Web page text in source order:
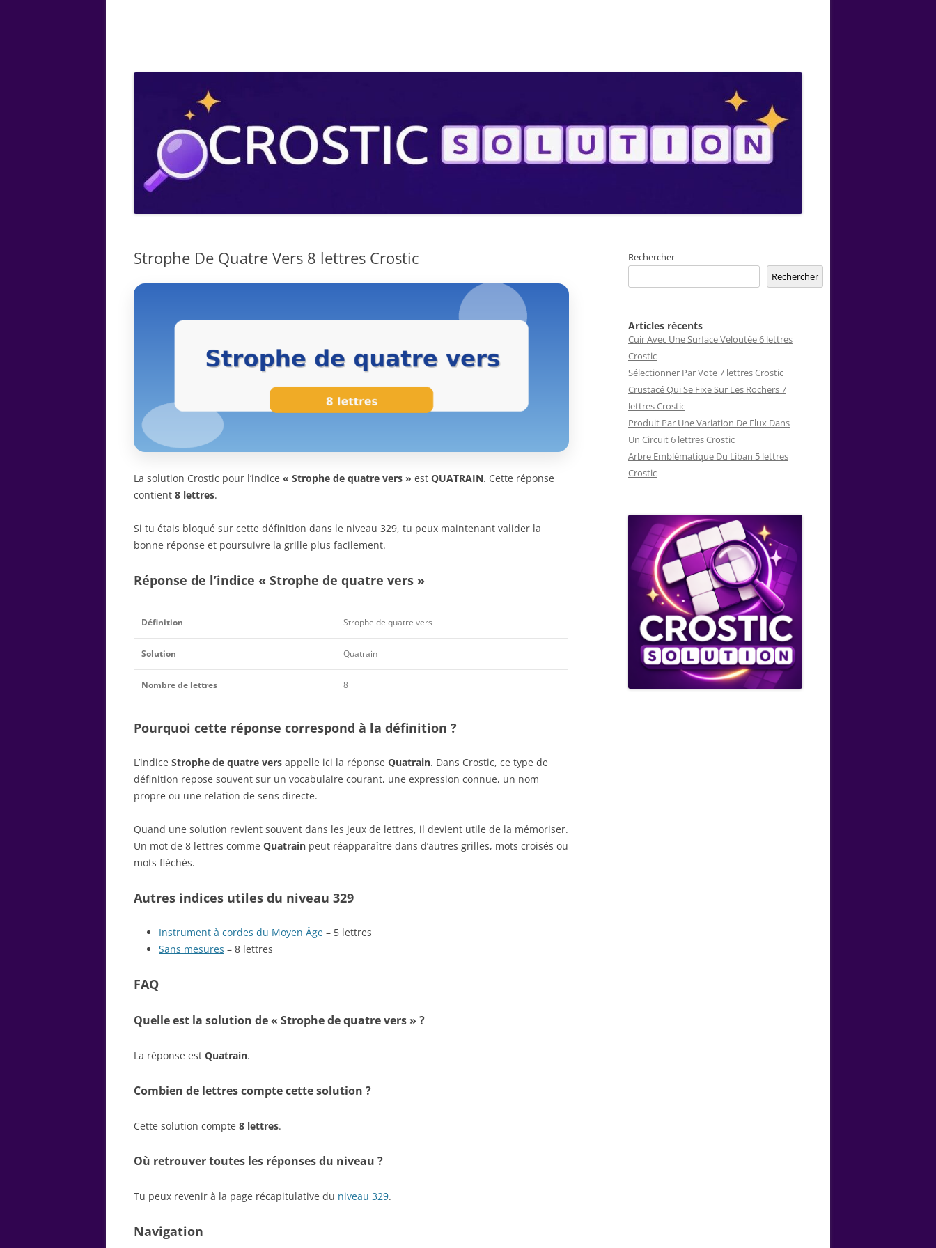
Strophe De Quatre Vers 8 lettres Crostic
La solution Crostic pour l’indice « Strophe de quatre vers » est QUATRAIN. Cette réponse
contient 8 lettres.
Si tu étais bloqué sur cette définition dans le niveau 329, tu peux maintenant valider la
bonne réponse et poursuivre la grille plus facilement.
Réponse de l’indice « Strophe de quatre vers »
Définition Strophe de quatre vers
Solution Quatrain
Nombre de lettres 8
Pourquoi cette réponse correspond à la définition ?
L’indice Strophe de quatre vers appelle ici la réponse Quatrain. Dans Crostic, ce type de
définition repose souvent sur un vocabulaire courant, une expression connue, un nom
propre ou une relation de sens directe.
Quand une solution revient souvent dans les jeux de lettres, il devient utile de la mémoriser.
Un mot de 8 lettres comme Quatrain peut réapparaître dans d’autres grilles, mots croisés ou
mots fléchés.
Autres indices utiles du niveau 329
Instrument à cordes du Moyen Âge – 5 lettres
Sans mesures – 8 lettres
FAQ
Quelle est la solution de « Strophe de quatre vers » ?
La réponse est Quatrain.
Combien de lettres compte cette solution ?
Cette solution compte 8 lettres.
Où retrouver toutes les réponses du niveau ?
Tu peux revenir à la page récapitulative du niveau 329.
Navigation
Rechercher
Rechercher
Articles récents
Cuir Avec Une Surface Veloutée 6 lettres
Crostic
Sélectionner Par Vote 7 lettres Crostic
Crustacé Qui Se Fixe Sur Les Rochers 7
lettres Crostic
Produit Par Une Variation De Flux Dans
Un Circuit 6 lettres Crostic
Arbre Emblématique Du Liban 5 lettres
Crostic